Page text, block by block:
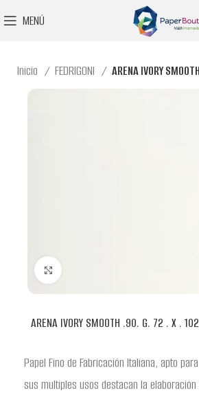
MENÚ
Inicio FEDRIGONI ARENA IVORY
ARENA IVORY SMOOTH .90. G. 72 . X .
Papel Fino de Fabricación Italiana, apto
sus multiples usos destacan la